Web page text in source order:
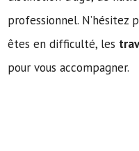
professionnel. N’hésitez
êtes en difficulté, les
pour vous accompagner.